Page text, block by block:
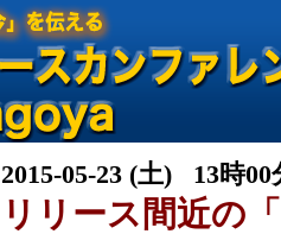
2015-05-23 (土) 13時00
リリース間近の